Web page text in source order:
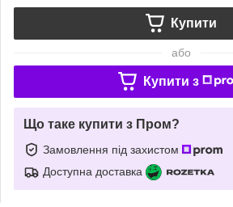
Купити
або
Купити з
Що таке купити з Пром?
Замовлення під захистом
Доступна доставка